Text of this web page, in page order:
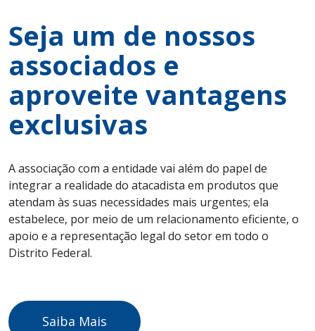
Seja um de nossos
associados e
aproveite vantagens
exclusivas
A associação com a entidade vai além do papel de
integrar a realidade do atacadista em produtos que
atendam às suas necessidades mais urgentes; ela
estabelece, por meio de um relacionamento eficiente, o
apoio e a representação legal do setor em todo o
Distrito Federal.
Saiba Mais